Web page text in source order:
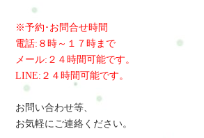
※予約･お問合せ時間
電話:８時～１７時まで
メール:２４時間可能です。
LINE:２４時間可能です。
お問い合わせ等、
お気軽にご連絡ください。